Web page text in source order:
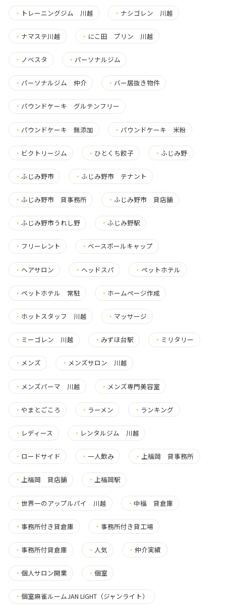
・ トレーニングジム 川越 ・ ナシゴレン 川越
・ ナマステ川越 ・ にこ田 プリン 川越
・ ノベスタ ・ パーソナルジム
・ パーソナルジム 仲介 ・ バー居抜き物件
・ パウンドケーキ グルテンフリー
・ パウンドケーキ 無添加 ・ パウンドケーキ 米粉
・ ビクトリージム ・ ひとくち餃子 ・ふじみ野
・ ふじみ野市 ・ふじみ野市 テナント
・ ふじみ野市 貸事務所 ・ふじみ野市 貸店舗
・ ふじみ野市うれし野 ・ふじみ野駅
・ フリーレント ・ ベースボールキャップ
・ ヘアサロン ・ ヘッドスパ ・ペットホテル
・ ペットホテル 常駐 ・ ホームページ作成
・ ホットスタッフ 川越 ・ マッサージ
・ ミーゴレン 川越 ・ みずほ台駅 ・ ミリタリー
・ メンズ ・ メンズサロン 川越
・ メンズパーマ 川越 ・ メンズ専門美容室
・ やまとごころ ・ ラーメン ・ ランキング
・ レディース ・ レンタルジム 川越
・ ロードサイド ・一人飲み ・上福岡 貸事務所
・ 上福岡 貸店舗 ・上福岡駅
・ 世界一のアップルパイ 川越 ・中福 貸倉庫
・ 事務所付き貸倉庫 ・ 事務所付き貸工場
・ 事務所付貸倉庫 ・ 人気 ・仲介実績
・ 個人サロン開業 ・個室
・ 個室麻雀ルームJAN LIGHT（ジャンライト）